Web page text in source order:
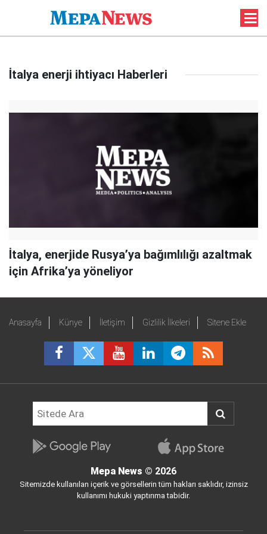
İtalya enerji ihtiyacı Haberleri
İtalya, enerjide Rusya’ya bağımlılığı azaltmak
için Afrika’ya yöneliyor
Anasayfa Künye İletişim Gizlilik İlkeleri Sitene Ekle
Mepa News © 2026
Sitemizde kullanılan içerik ve görsellerin tüm hakları saklıdır, izinsiz
kullanımı hukuki yaptırıma tabidir.